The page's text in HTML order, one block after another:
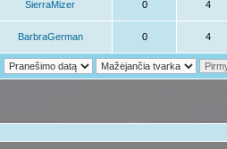
SierraMizer 0 4
BarbraGerman 0 4